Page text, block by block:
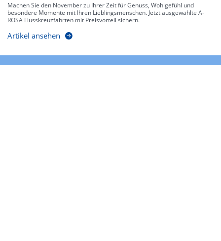
Machen Sie den November zu Ihrer Zeit für Genuss, Wohlgefühl und
besondere Momente mit Ihren Lieblingsmenschen. Jetzt ausgewählte A-
ROSA Flusskreuzfahrten mit Preisvorteil sichern.
Artikel ansehen